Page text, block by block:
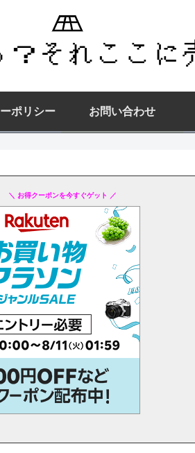
ポリシー お問い合わせ
＼ お得クーポンを今すぐゲット ／